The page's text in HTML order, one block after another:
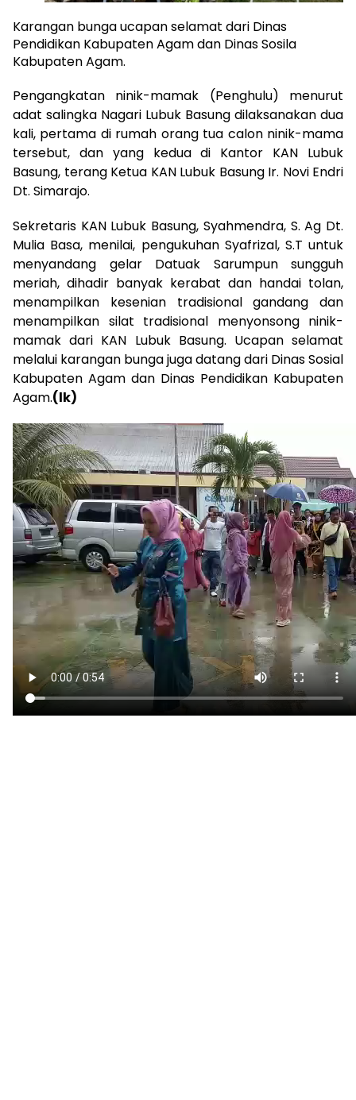
Karangan bunga ucapan selamat dari Dinas
Pendidikan Kabupaten Agam dan Dinas Sosila
Kabupaten Agam.
Pengangkatan ninik-mamak (Penghulu) menurut
adat salingka Nagari Lubuk Basung dilaksanakan dua
kali, pertama di rumah orang tua calon ninik-mama
tersebut, dan yang kedua di Kantor KAN Lubuk
Basung, terang Ketua KAN Lubuk Basung Ir. Novi Endri
Dt. Simarajo.
Sekretaris KAN Lubuk Basung, Syahmendra, S. Ag Dt.
Mulia Basa, menilai, pengukuhan Syafrizal, S.T untuk
menyandang gelar Datuak Sarumpun sungguh
meriah, dihadir banyak kerabat dan handai tolan,
menampilkan kesenian tradisional gandang dan
menampilkan silat tradisional menyonsong ninik-
mamak dari KAN Lubuk Basung. Ucapan selamat
melalui karangan bunga juga datang dari Dinas Sosial
Kabupaten Agam dan Dinas Pendidikan Kabupaten
Agam.(lk)